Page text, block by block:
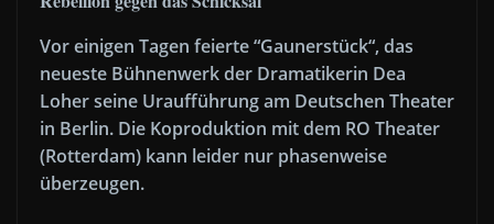
Vor einigen Tagen feierte “Gaunerstück“, das
neueste Bühnenwerk der Dramatikerin Dea
Loher seine Uraufführung am Deutschen Theater
in Berlin. Die Koproduktion mit dem RO Theater
(Rotterdam) kann leider nur phasenweise
überzeugen.